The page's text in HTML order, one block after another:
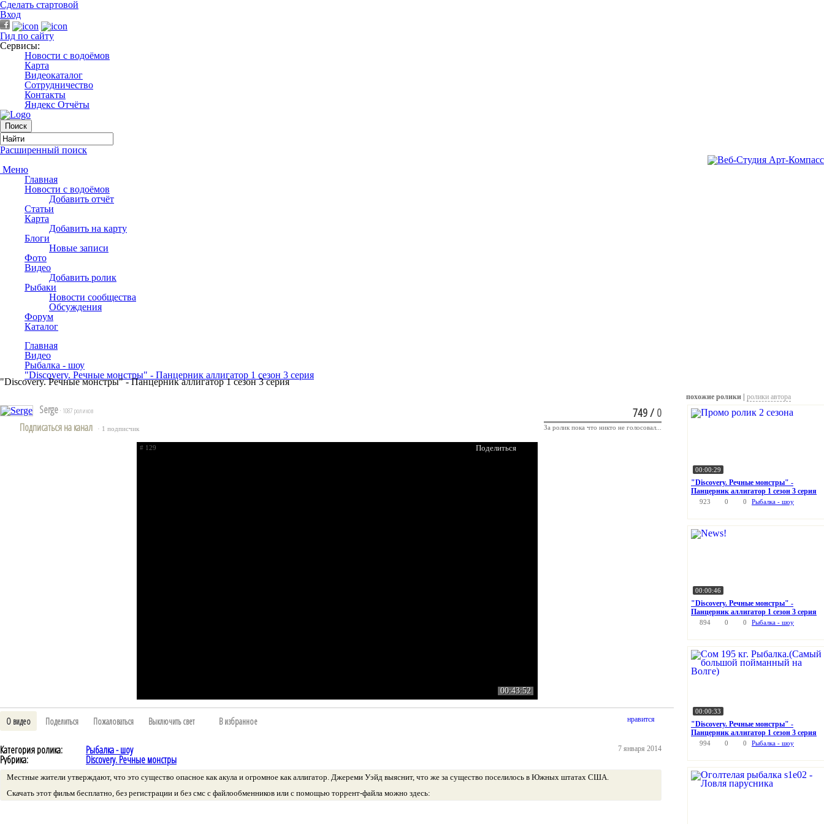
Сделать стартовой
Вход
Гид по сайту
Сервисы:
Новости с водоёмов
Карта
Видеокаталог
Сотрудничество
Контакты
Яндекс Отчёты
Расширенный поиск
Меню
Главная
Новости с водоёмов
Добавить отчёт
Статьи
Карта
Добавить на карту
Блоги
Новые записи
Фото
Видео
Добавить ролик
Рыбаки
Новости сообщества
Обсуждения
Форум
Каталог
Главная
Видео
Рыбалка - шоу
"Discovery. Речные монстры" - Панцерник аллигатор 1 сезон 3 серия
"Discovery. Речные монстры" - Панцерник аллигатор 1 сезон 3 серия
Serge · 1087 роликов
Подписаться на канал · 1 подписчик
# 129
00:43:52
Поделиться
749/0
За ролик пока что никто не голосовал...
нравится
О видео Поделиться Пожаловаться Выключить свет В избранное
Категория ролика: Рыбалка - шоу
Рубрика: Discovery. Речные монстры
Местные жители утверждают, что это существо опасное как акула и огромное как аллигатор. Джереми Уэйд выяснит, что же за существо поселилось в Южных штатах США.
Скачать этот фильм бесплатно, без регистрации и без смс с файлообменников или с помощью торрент-файла можно здесь:
7 января 2014
похожие ролики | ролики автора
00:00:29
"Discovery. Речные монстры" -
Панцерник аллигатор 1 сезон 3 серия
923 0 0 Рыбалка - шоу
00:00:46
"Discovery. Речные монстры" -
Панцерник аллигатор 1 сезон 3 серия
894 0 0 Рыбалка - шоу
00:00:33
"Discovery. Речные монстры" -
Панцерник аллигатор 1 сезон 3 серия
994 0 0 Рыбалка - шоу